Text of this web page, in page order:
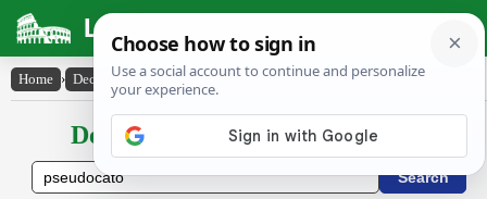
Latin Dictionary
Home › Declensions / Conjugations › Pseudŏcăto
Declensions / Conjugations latin